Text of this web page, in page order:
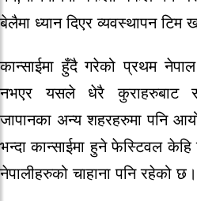
बेलैमा ध्यान दिएर व्यवस्थापन
कान्साईमा हुँदै गरेको प्रथम
नभएर यसले धेरै कुराहरुबाट
जापानका अन्य शहरहरुमा पनि
भन्दा कान्साईमा हुने फेस्टिवल केहि
नेपालीहरुको चाहाना पनि रहेको छ।